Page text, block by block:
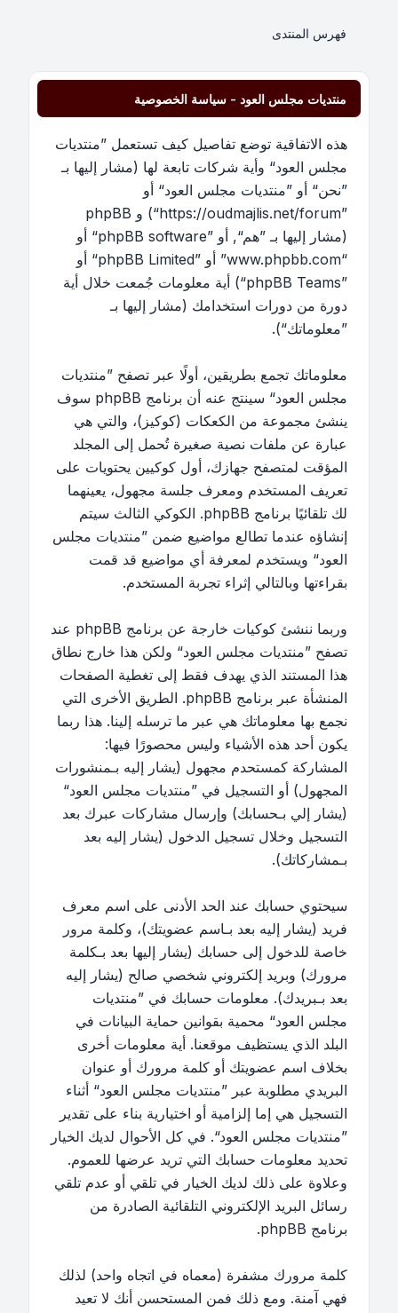
فهرس المنتدى
منتديات مجلس العود - سياسة الخصوصية
هذه الاتفاقية توضع تفاصيل كيف تستعمل ”منتديات
مجلس العود“ وأية شركات تابعة لها (مشار إليها بـ
”نحن“ أو ”منتديات مجلس العود“ أو
”https://oudmajlis.net/forum“) و phpBB
(مشار إليها بـ ”هم“, أو ”phpBB software“ أو
“www.phpbb.com” أو ”phpBB Limited“ أو
”phpBB Teams“) أية معلومات جُمعت خلال أية
دورة من دورات استخدامك (مشار إليها بـ
”معلوماتك“).
معلوماتك تجمع بطريقين، أولًا عبر تصفح ”منتديات
مجلس العود“ سينتج عنه أن برنامج phpBB سوف
ينشئ مجموعة من الكعكات (كوكيز)، والتي هي
عبارة عن ملفات نصية صغيرة تُحمل إلى المجلد
المؤقت لمتصفح جهازك، أول كوكيين يحتويات على
تعريف المستخدم ومعرف جلسة مجهول، يعينهما
لك تلقائيًا برنامج phpBB. الكوكي الثالث سيتم
إنشاؤه عندما تطالع مواضيع ضمن ”منتديات مجلس
العود“ ويستخدم لمعرفة أي مواضيع قد قمت
بقراءتها وبالتالي إثراء تجربة المستخدم.
وربما ننشئ كوكيات خارجة عن برنامج phpBB عند
تصفح ”منتديات مجلس العود“ ولكن هذا خارج نطاق
هذا المستند الذي يهدف فقط إلى تغطية الصفحات
المنشأة عبر برنامج phpBB. الطريق الأخرى التي
نجمع بها معلوماتك هي عبر ما ترسله إلينا. هذا ربما
يكون أحد هذه الأشياء وليس محصورًا فيها:
المشاركة كمستحدم مجهول (يشار إليه بـمنشورات
المجهول) أو التسجيل في ”منتديات مجلس العود“
(يشار إلي بـحسابك) وإرسال مشاركات عبرك بعد
التسجيل وخلال تسجيل الدخول (يشار إليه بعد
بـمشاركاتك).
سيحتوي حسابك عند الحد الأدنى على اسم معرف
فريد (يشار إليه بعد بـاسم عضويتك)، وكلمة مرور
خاصة للدخول إلى حسابك (يشار إليها بعد بـكلمة
مرورك) وبريد إلكتروني شخصي صالح (يشار إليه
بعد بـبريدك). معلومات حسابك في ”منتديات
مجلس العود“ محمية بقوانين حماية البيانات في
البلد الذي يستظيف موقعنا. أية معلومات أخرى
بخلاف اسم عضويتك أو كلمة مرورك أو عنوان
البريدي مطلوبة عبر ”منتديات مجلس العود“ أثناء
التسجيل هي إما إلزامية أو اختيارية بناء على تقدير
”منتديات مجلس العود“. في كل الأحوال لديك الخيار
تحديد معلومات حسابك التي تريد عرضها للعموم.
وعلاوة على ذلك لديك الخيار في تلقي أو عدم تلقي
رسائل البريد الإلكتروني التلقائية الصادرة من
برنامج phpBB.
كلمة مرورك مشفرة (معماه في اتجاه واحد) لذلك
فهي آمنة. ومع ذلك فمن المستحسن أنك لا تعيد